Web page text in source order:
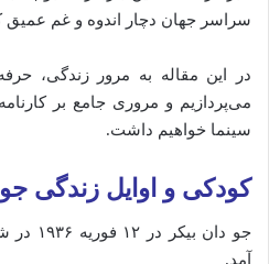
سراسر جهان دچار اندوه و غم عمیق
در این مقاله به مرورزندگی،
می‌پردازیم و مروریجامع برکارنامه
سینما خواهیم داشت.
کودکی و اوایل زندگی جو
جو دان بیکر در ۱۲ فوریه ۱۹۳۶ در
آمد.